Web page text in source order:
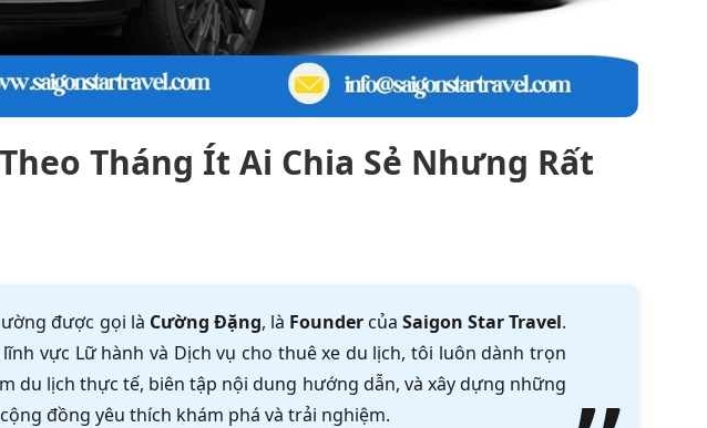
Tháng Ít Ai Chia Sẻ Nhưng Rất
được gọi là Cường Đặng, là Foundercủa Saigon Star Travel.
vực Lữ hành và Dịch vụ cho thuê xe du lịch, tôi luôn dành trọn
du lịch thực tế, biên tập nội dung hướng dẫn, và xây dựng những
đồng yêu thích khám phá và trải nghiệm.